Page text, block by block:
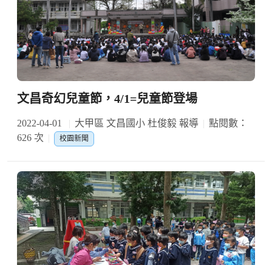
文昌奇幻兒童節，4/1=兒童節登場
2022-04-01 大甲區 文昌國小 杜俊毅 報導
點閱數：
626 次
校園新聞